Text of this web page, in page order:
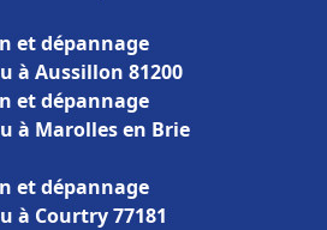
et dépannage
à Aussillon 81200
et dépannage
à Marolles en Brie
et dépannage
à Courtry 77181